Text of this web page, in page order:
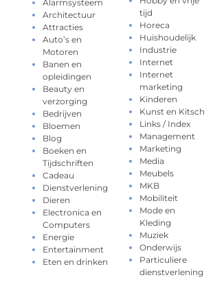
Alarmsysteem
Architectuur
Attracties
Auto’s en
Motoren
Banen en
opleidingen
Beauty en
verzorging
Bedrijven
Bloemen
Blog
Boeken en
Tijdschriften
Cadeau
Dienstverlening
Dieren
Electronica en
Computers
Energie
Entertainment
Eten en drinken
tijd
Horeca
Huishoudelijk
Industrie
Internet
Internet
marketing
Kinderen
Kunst en Kitsch
Links / Index
Management
Marketing
Media
Meubels
MKB
Mobiliteit
Mode en
Kleding
Muziek
Onderwijs
Particuliere
dienstverlening